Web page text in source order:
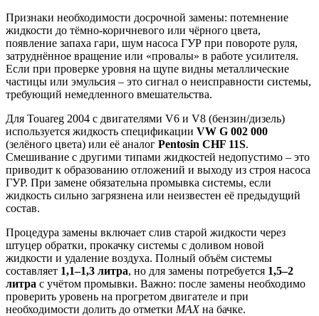
Признаки необходимости досрочной замены: потемнение
жидкости до тёмно-коричневого или чёрного цвета,
появление запаха гари, шум насоса ГУР при повороте руля,
затруднённое вращение или «провалы» в работе усилителя.
Если при проверке уровня на щупе видны металлические
частицы или эмульсия – это сигнал о неисправности системы,
требующий немедленного вмешательства.
Для Touareg 2004 с двигателями V6 и V8 (бензин/дизель)
используется жидкость спецификации VW G 002 000
(зелёного цвета) или её аналог Pentosin CHF 11S.
Смешивание с другими типами жидкостей недопустимо – это
приводит к образованию отложений и выходу из строя насоса
ГУР. При замене обязательна промывка системы, если
жидкость сильно загрязнена или неизвестен её предыдущий
состав.
Процедура замены включает слив старой жидкости через
штуцер обратки, прокачку системы с доливом новой
жидкости и удаление воздуха. Полный объём системы
составляет 1,1–1,3 литра, но для замены потребуется 1,5–2
литра с учётом промывки. Важно: после замены необходимо
проверить уровень на прогретом двигателе и при
необходимости долить до отметки MAXна бачке.